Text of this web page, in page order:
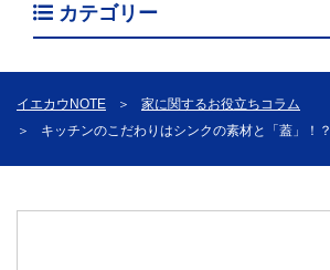
カテゴリー
イエカウNOTE ＞
家に関するお役立ちコラム
＞
キッチンのこだわりはシンクの素材と「蓋」！？